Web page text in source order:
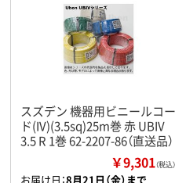
スズデン 機器用ビニールコー
ド(IV)(3.5sq)25m巻 赤 UBIV
3.5 R 1巻 62-2207-86（直送品）
￥9,301（税込）
お届け日：8月21日（金）まで